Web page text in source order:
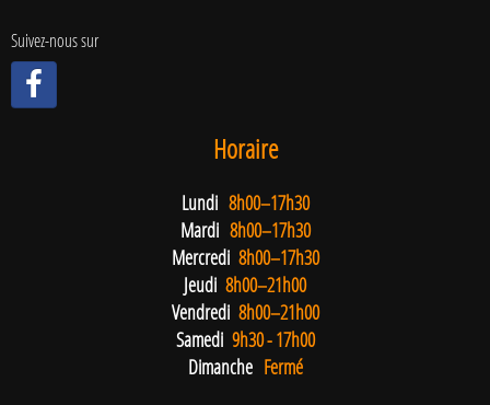
Suivez-nous sur
Horaire
Lundi 8h00–17h30
Mardi 8h00–17h30
Mercredi 8h00–17h30
Jeudi 8h00–21h00
Vendredi 8h00–21h00
Samedi 9h30 - 17h00
Dimanche Fermé